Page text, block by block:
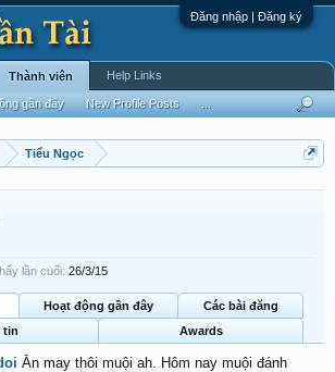
Đăng nhập | Đăng ký
Tiểu Ngọc
lần cuối: 26/3/15
Hoạt động gần đây
Các bài đăng
tin
Awards
Ăn may thôi muội ah. Hôm nay muội đánh
Thành viên
gần đây New Profile Posts
Help Links